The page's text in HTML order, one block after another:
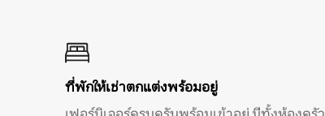
ที่พักให้เช่าตกแต่งพร้อมอยู่